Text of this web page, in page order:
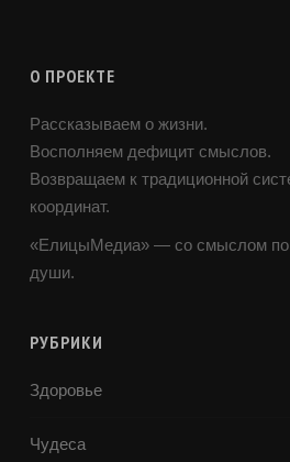
О ПРОЕКТЕ
Рассказываем о жизни.
Восполняем дефицит смыслов.
Возвращаем к традиционной
координат.
«ЕлицыМедиа» — со смыслом по
души.
РУБРИКИ
Здоровье
Чудеса